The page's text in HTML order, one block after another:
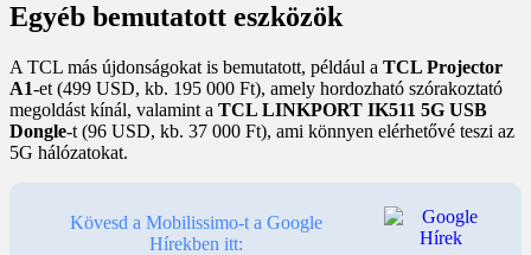
Egyéb bemutatott eszközök
A TCL más újdonságokat is bemutatott, például a TCL Projector
A1-et (499 USD, kb. 195 000 Ft), amely hordozható szórakoztató
megoldást kínál, valamint a TCL LINKPORT IK511 5G USB
Dongle-t (96 USD, kb. 37 000 Ft), ami könnyen elérhetővé teszi az
5G hálózatokat.
Kövesd a Mobilissimo-t a Google
Hírekben itt: